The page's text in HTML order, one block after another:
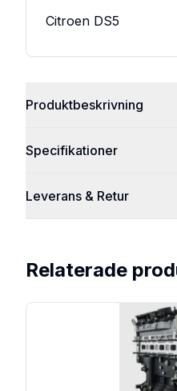
Citroen DS5
Produktbeskrivning
Specifikationer
Leverans & Retur
Relaterade